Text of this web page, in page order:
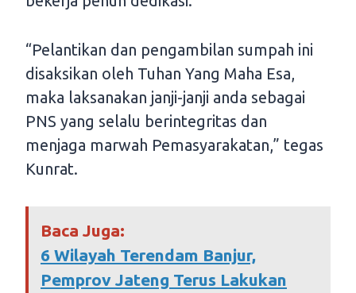
“Pelantikan dan pengambilan sumpah ini
disaksikan oleh Tuhan Yang Maha Esa,
maka laksanakan janji-janji anda sebagai
PNS yang selalu berintegritas dan
menjaga marwah Pemasyarakatan,” tegas
Kunrat.
Baca Juga:
6 Wilayah Terendam Banjur,
Pemprov Jateng Terus Lakukan